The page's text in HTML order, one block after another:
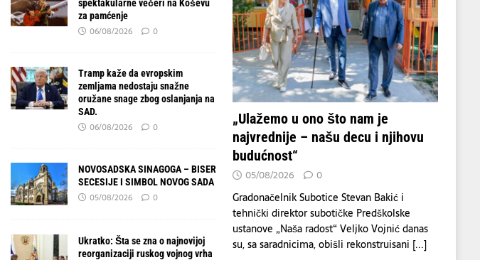
spektakularne večeri na Koševu
za pamćenje
06/08/2026 0
Tramp kaže da evropskim
zemljama nedostaju snažne
oružane snage zbog oslanjanja na
SAD.
06/08/2026 0
NOVOSADSKA SINAGOGA – BISER
SECESIJE I SIMBOL NOVOG SADA
05/08/2026 0
Ukratko: Šta se zna o najnovijoj
reorganizaciji ruskog vojnog vrha
„Ulažemo u ono što nam je
najvrednije – našu decu i njihovu
budućnost“
05/08/2026 0
Gradonačelnik Subotice Stevan Bakić i
tehnički direktor subotičke Predškolske
ustanove „Naša radost“ Veljko Vojnić danas
su, sa saradnicima, obišli rekonstruisani [...]